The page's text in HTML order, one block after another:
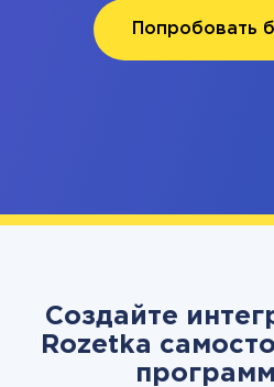
Попробовать
Создайте
Rozetka